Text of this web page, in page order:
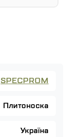
SPECPROM
Плитоноска
Україна